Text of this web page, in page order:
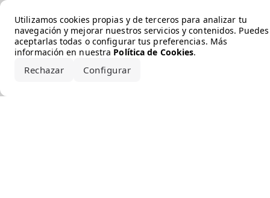
Utilizamos cookies propias y de terceros para analizar tu
navegación y mejorar nuestros servicios y contenidos. Puedes
aceptarlas todas o configurar tus preferencias. Más
información en nuestra Política de Cookies.
Rechazar Configurar
Error loading the brand